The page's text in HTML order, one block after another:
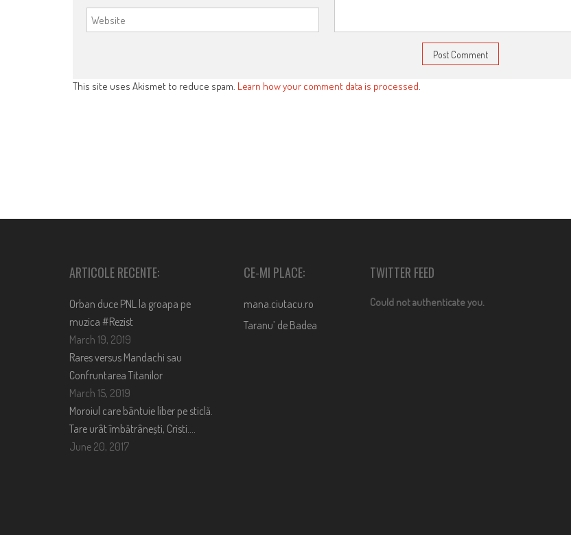
This site uses Akismet to reduce spam. Learn how your comment data is processed.
ARTICOLE RECENTE:
Orban duce PNL la groapa pe
muzica #Rezist
March 19, 2019
Rares versus Mandachi sau
Confruntarea Titanilor
March 15, 2019
Moroiul care bântuie liber pe sticlă.
Tare urât îmbătrânești, Cristi….
June 20, 2017
CE-MI PLACE:
mana.ciutacu.ro
Taranu’ de Badea
TWITTER FEED
Could not authenticate you.